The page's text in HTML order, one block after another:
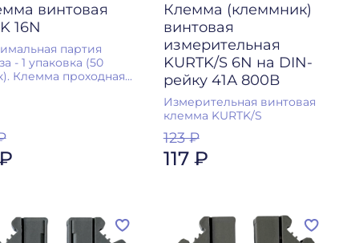
винтовая
16N
партия
- 1 упаковка (50
Клемма проходная...
Клемма (клеммник)
винтовая
измерительная
KURTK/S 6N на DIN-
рейку 41А 800В
Измерительная винтовая
клемма KURTK/S
123 ₽
117 ₽